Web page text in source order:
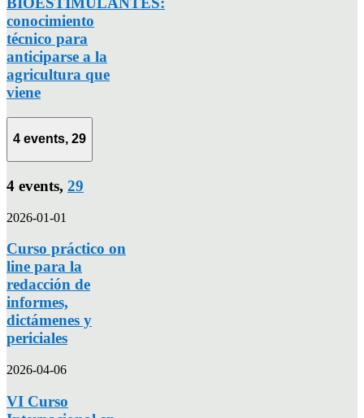
conocimiento
técnico para
anticiparse a la
agricultura que
viene
4 events, 29
4 events, 29
2026-01-01
Curso práctico on
line para la
redacción de
informes,
dictámenes y
periciales
2026-04-06
VI Curso